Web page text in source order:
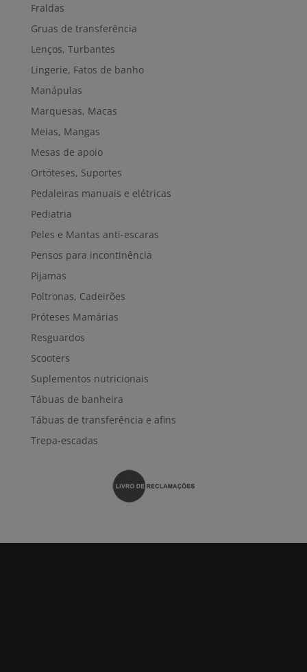
Fraldas
Gruas de transferência
Lenços, Turbantes
Lingerie, Fatos de banho
Manápulas
Marquesas, Macas
Meias, Mangas
Mesas de apoio
Ortóteses, Suportes
Pedaleiras manuais e elétricas
Pediatria
Peles e Mantas anti-escaras
Pensos para incontinência
Pijamas
Poltronas, Cadeirões
Próteses Mamárias
Resguardos
Scooters
Suplementos nutricionais
Tábuas de banheira
Tábuas de transferência e afins
Trepa-escadas